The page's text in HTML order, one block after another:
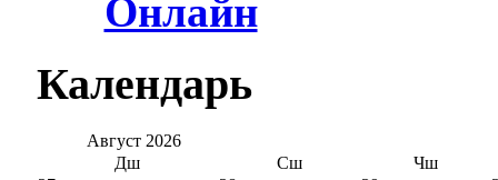
Онлайн
Календарь
Август 2026
Дш
Сш
Чш